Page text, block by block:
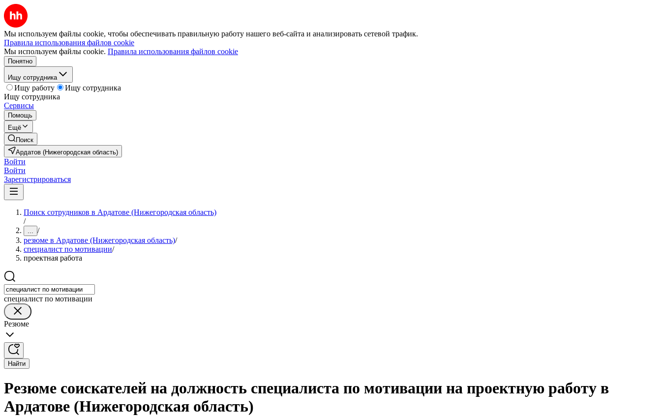
Мы используем файлы cookie, чтобы обеспечивать правильную работу нашего веб-сайта и анализировать сетевой трафик.
Правила использования файлов cookie
Мы используем файлы cookie. Правила использования файлов cookie
Понятно
Ищу сотрудника
Ищу работу
Ищу сотрудника
Ищу сотрудника
Сервисы
Помощь
Ещё
Поиск
Ардатов (Нижегородская область)
Войти
Войти
Зарегистрироваться
Поиск сотрудников в Ардатове (Нижегородская область)
/
... /
резюме в Ардатове (Нижегородская область)/
специалист по мотивации/
проектная работа
специалист по мотивации
Резюме
Найти
Резюме соискателей на должность специалиста по мотивации на проектную работу в
Ардатове (Нижегородская область)